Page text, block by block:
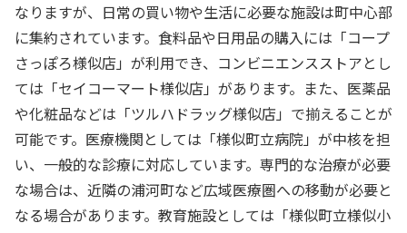
なりますが、日常の買い物や生活に必要な施設は町中心部
に集約されています。食料品や日用品の購入には「コープ
さっぽろ様似店」が利用でき、コンビニエンスストアとし
ては「セイコーマート様似店」があります。また、医薬品
や化粧品などは「ツルハドラッグ様似店」で揃えることが
可能です。医療機関としては「様似町立病院」が中核を担
い、一般的な診療に対応しています。専門的な治療が必要
な場合は、近隣の浦河町など広域医療圏への移動が必要と
なる場合があります。教育施設としては「様似町立様似小